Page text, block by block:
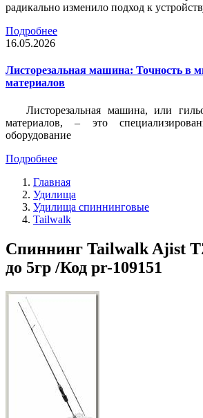
радикально изменило подход к
Подробнее
16.05.2026
Листорезальная машина: Точность в
материалов
Листорезальная машина, или
материалов, – это
оборудование
Подробнее
Главная
Удилища
Удилища спиннинговые
Tailwalk
Спиннинг Tailwalk Ajist
до 5гр /Код pr-109151